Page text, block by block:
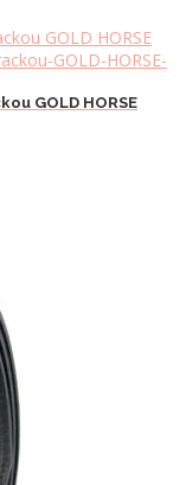
GOLD HORSE